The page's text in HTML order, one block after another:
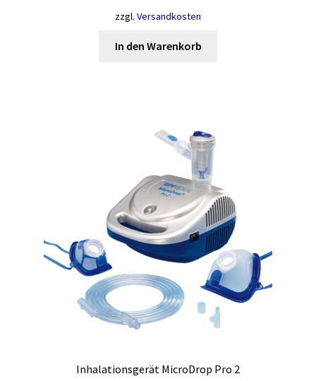
zzgl. Versandkosten
In den Warenkorb
Inhalationsgerät MicroDrop Pro 2